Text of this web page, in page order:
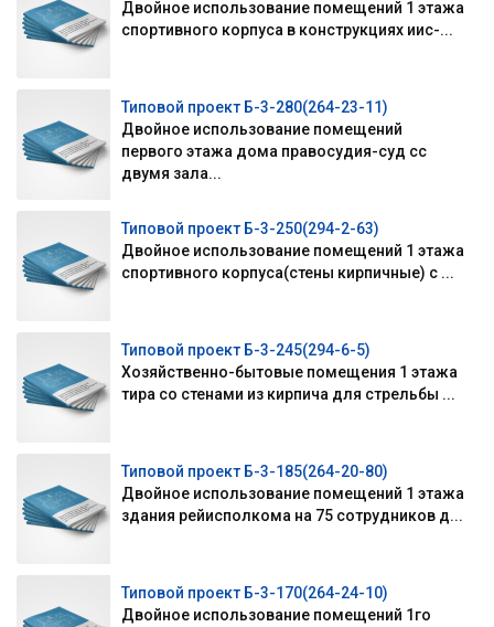
Двойное использование помещений 1 этажа
спортивного корпуса в конструкциях иис-...
Типовой проект Б-3-280(264-23-11)
Двойное использование помещений
первого этажа дома правосудия-суд сс
двумя зала...
Типовой проект Б-3-250(294-2-63)
Двойное использование помещений 1 этажа
спортивного корпуса(стены кирпичные) с ...
Типовой проект Б-3-245(294-6-5)
Хозяйственно-бытовые помещения 1 этажа
тира со стенами из кирпича для стрельбы ...
Типовой проект Б-3-185(264-20-80)
Двойное использование помещений 1 этажа
здания рейисполкома на 75 сотрудников д...
Типовой проект Б-3-170(264-24-10)
Двойное использование помещений 1го